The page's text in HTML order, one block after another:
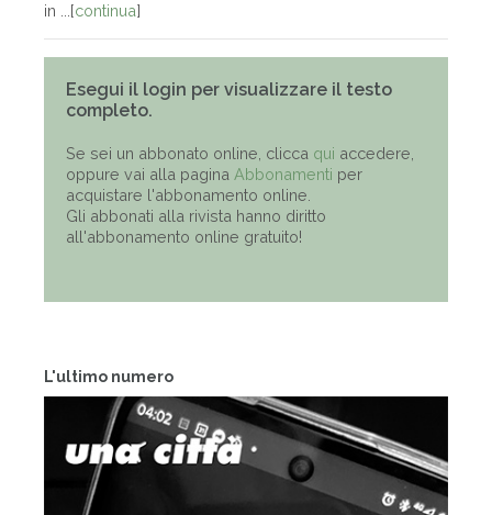
L'ultimo numero
in ...[continua]
Esegui il login per visualizzare il testo
completo.
Se sei un abbonato online, clicca qui accedere,
oppure vai alla pagina Abbonamenti per
acquistare l'abbonamento online.
Gli abbonati alla rivista hanno diritto
all'abbonamento online gratuito!